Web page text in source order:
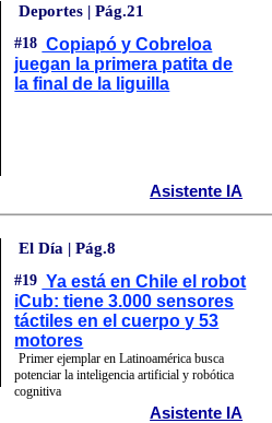
Deportes | Pág.21
#18 Copiapó y Cobreloa
juegan la primera patita de
la final de la liguilla
Asistente IA
El Día | Pág.8
#19 Ya está en Chile el robot
iCub: tiene 3.000 sensores
táctiles en el cuerpo y 53
motores
Primer ejemplar en Latinoamérica busca
potenciar la inteligencia artificial y robótica
cognitiva
Asistente IA